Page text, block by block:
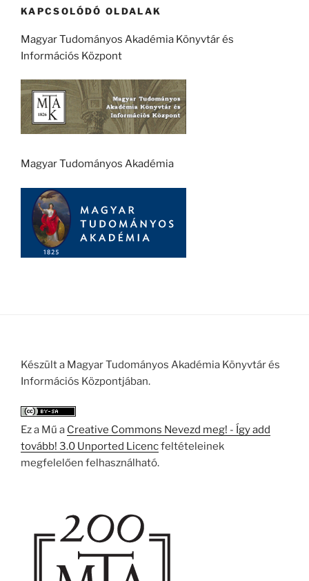
KAPCSOLÓDÓ OLDALAK
Magyar Tudományos Akadémia Könyvtár és
Információs Központ
Magyar Tudományos Akadémia
Készült a Magyar Tudományos Akadémia Könyvtár és
Információs Központjában.
Ez a Mű a Creative Commons Nevezd meg! - Így add
tovább! 3.0 Unported Licencfeltételeinek
megfelelően felhasználható.